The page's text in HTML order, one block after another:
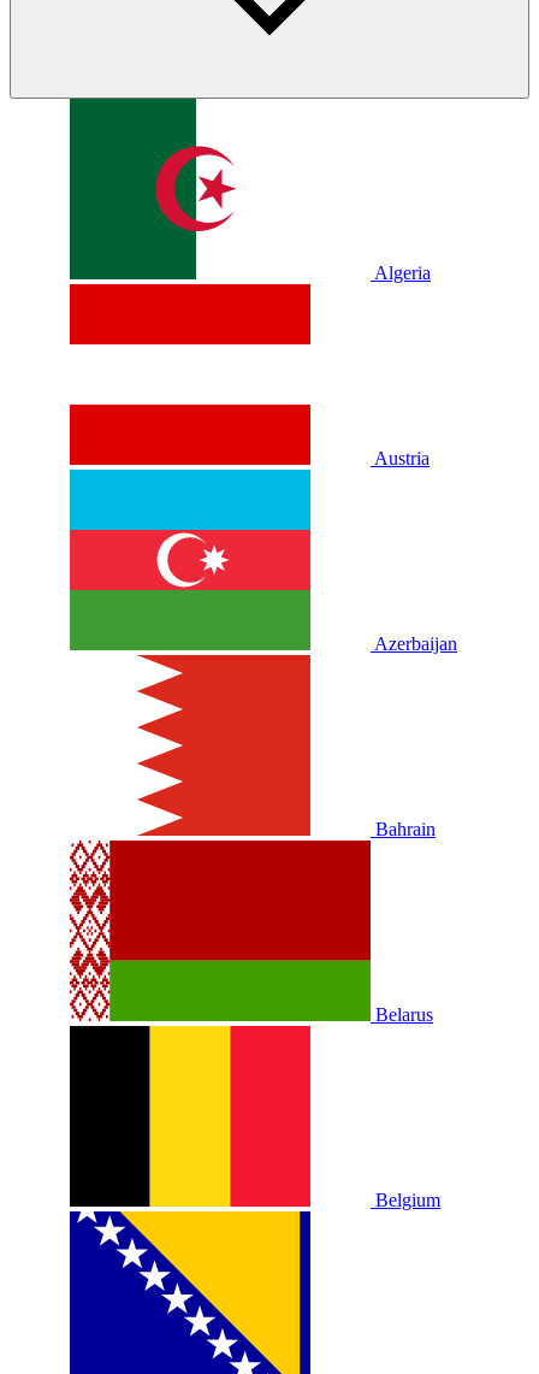
Algeria
Austria
Azerbaijan
Bahrain
Belarus
Belgium